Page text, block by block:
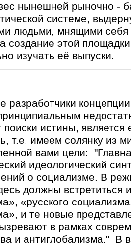
нынешней рыночно -
системе,
людьми, мнящими себя
создание этой
изучать её выпуски.
разработчики
поиски истины,
т.е. имеем солянку из
вами цели:
идеологический
о социализме. В
должны встретиться
«русского
и те новые
в рамках
и антиглобализма." В